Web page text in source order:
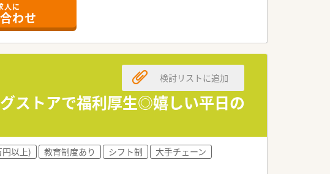
人に
わせ
ストアで福利厚生◎嬉しい平日の
検討リストに追加
以上) 教育制度あり シフト制
大手チェーン